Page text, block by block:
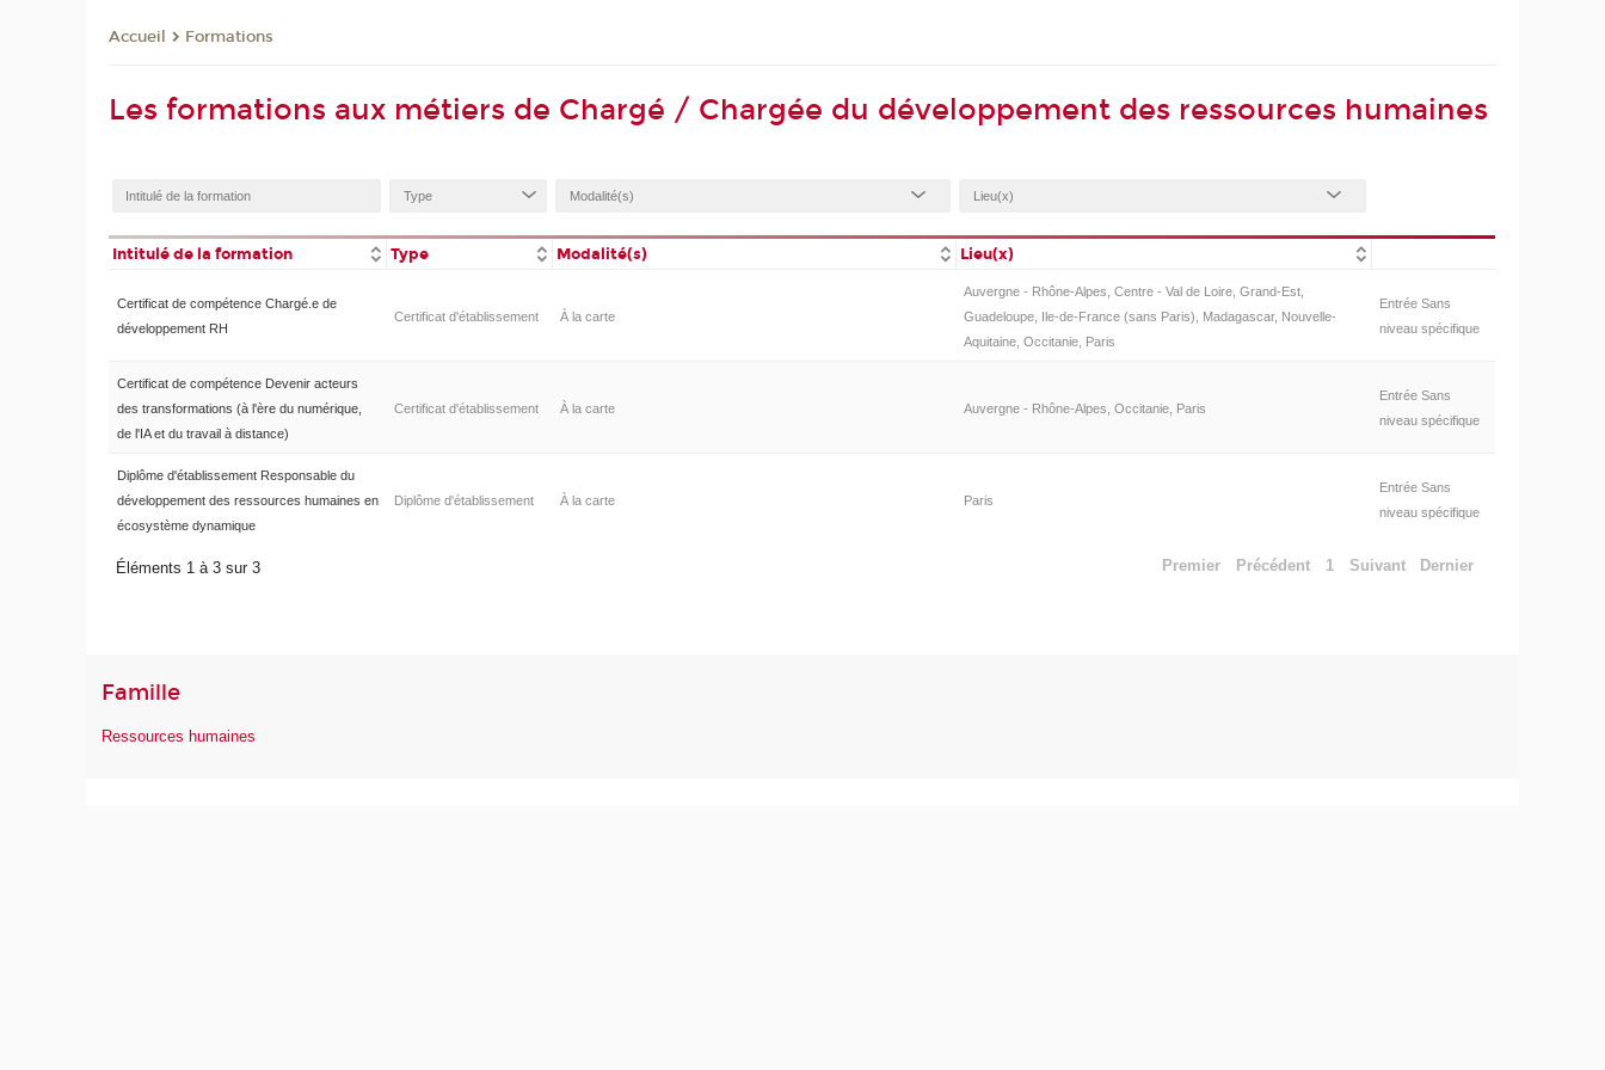
Accueil Formations
Les formations aux métiers de Chargé / Chargée du développement des ressources humaines
Intitulé de la formation Type Modalité(s) Lieu(x)
Certificat de compétence Chargé.e de
développement RH
Certificat d'établissement À la carte
Auvergne - Rhône-Alpes, Centre - Val de Loire, Grand-Est,
Guadeloupe, Ile-de-France (sans Paris), Madagascar, Nouvelle-
Aquitaine, Occitanie, Paris
Entrée Sans
niveau spécifique
Certificat de compétence Devenir acteurs
des transformations (à l'ère du numérique,
de l'IA et du travail à distance)
Certificat d'établissement À la carte Auvergne - Rhône-Alpes, Occitanie, Paris
Entrée Sans
niveau spécifique
Diplôme d'établissement Responsable du
développement des ressources humaines en
écosystème dynamique
Diplôme d'établissement À la carte Paris
Entrée Sans
niveau spécifique
Éléments 1 à 3 sur 3 Premier Précédent 1 Suivant Dernier
Famille
Ressources humaines